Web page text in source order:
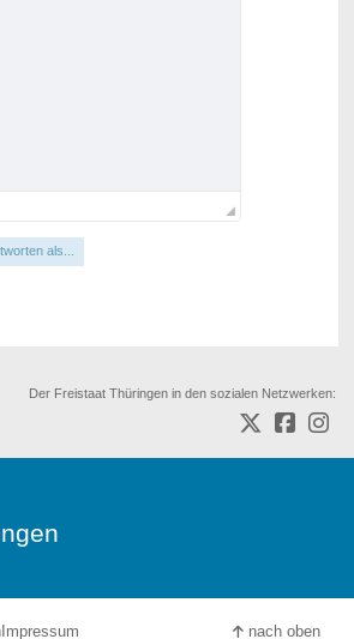
als...
Der Freistaat Thüringen in den sozialen Netzwerken:
Impressum nach oben